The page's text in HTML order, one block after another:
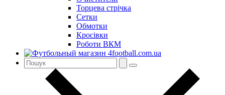
Торцева стрічка
Сетки
Обмотки
Кросівки
Роботи ВКМ